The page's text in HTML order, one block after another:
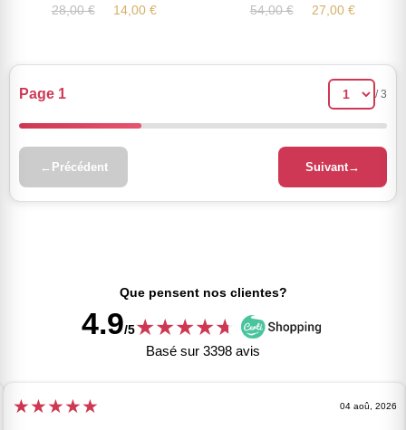
28,00 €
14,00 €
54,00 €
27,00 €
Page 1 / 3
← Précédent Suivant→
Que pensent nos clientes?
4.9/5★★★★★
★
Basé sur 3398 avis
★★★★★ 04 aoû, 2026